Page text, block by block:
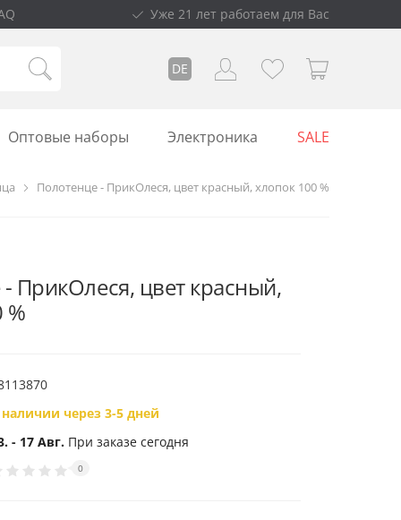
Уже 21 лет работаем для Вас
DE
Оптовые наборы Электроника SALE
Полотенце - ПрикОлеся, цвет красный, хлопок 100 %
ПрикОлеся, цвет красный,
%
через 3-5 дней
- 17 Авг. При заказе сегодня
0